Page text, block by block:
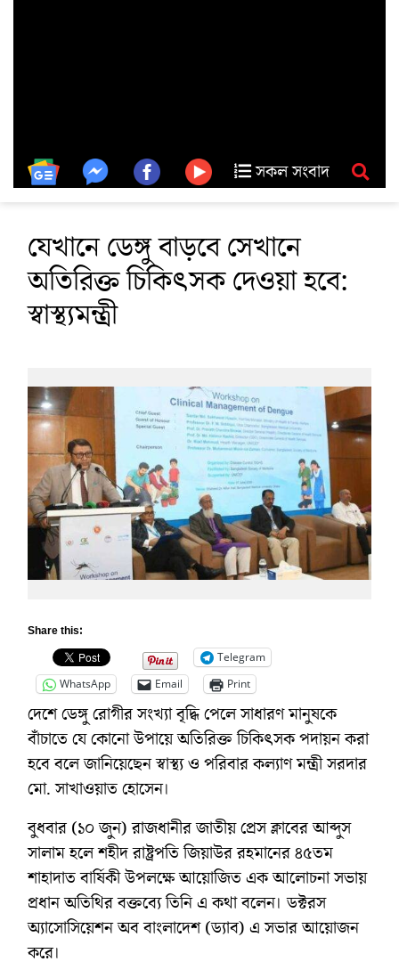
সকল সংবাদ
যেখানে ডেঙ্গু বাড়বে সেখানে
অতিরিক্ত চিকিৎসক দেওয়া হবে:
স্বাস্থ্যমন্ত্রী
Share this:
Telegram
WhatsApp
Email Print
দেশে ডেঙ্গু রোগীর সংখ্যা বৃদ্ধি পেলে সাধারণ মানুষকে
বাঁচাতে যে কোনো উপায়ে অতিরিক্ত চিকিৎসক পদায়ন করা
হবে বলে জানিয়েছেন স্বাস্থ্য ও পরিবার কল্যাণ মন্ত্রী সরদার
মো. সাখাওয়াত হোসেন।
বুধবার (১০ জুন) রাজধানীর জাতীয় প্রেস ক্লাবের আব্দুস
সালাম হলে শহীদ রাষ্ট্রপতি জিয়াউর রহমানের ৪৫তম
শাহাদাত বার্ষিকী উপলক্ষে আয়োজিত এক আলোচনা সভায়
প্রধান অতিথির বক্তব্যে তিনি এ কথা বলেন। ডক্টরস
অ্যাসোসিয়েশন অব বাংলাদেশ (ড্যাব) এ সভার আয়োজন
করে।